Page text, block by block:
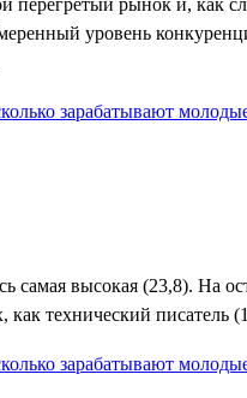
уровень
высокая (23,8). На
технический писатель